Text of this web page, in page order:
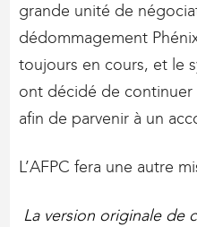
grande unité de
dédommagement
toujours en cours, et le
ont décidé de
afin de parvenir à un
L’AFPC fera une autre
La version originale de